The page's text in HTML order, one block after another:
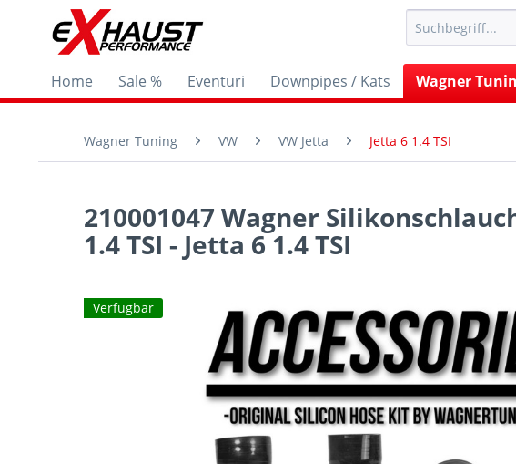
Home Sale % Eventuri Downpipes / Kats Wagner
Wagner Tuning VW VW Jetta Jetta 6 1.4 TSI
210001047 Wagner
1.4 TSI - Jetta 6 1.4 TSI
Verfügbar